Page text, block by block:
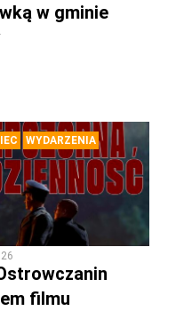
w gminie
WYDARZENIA
filmu